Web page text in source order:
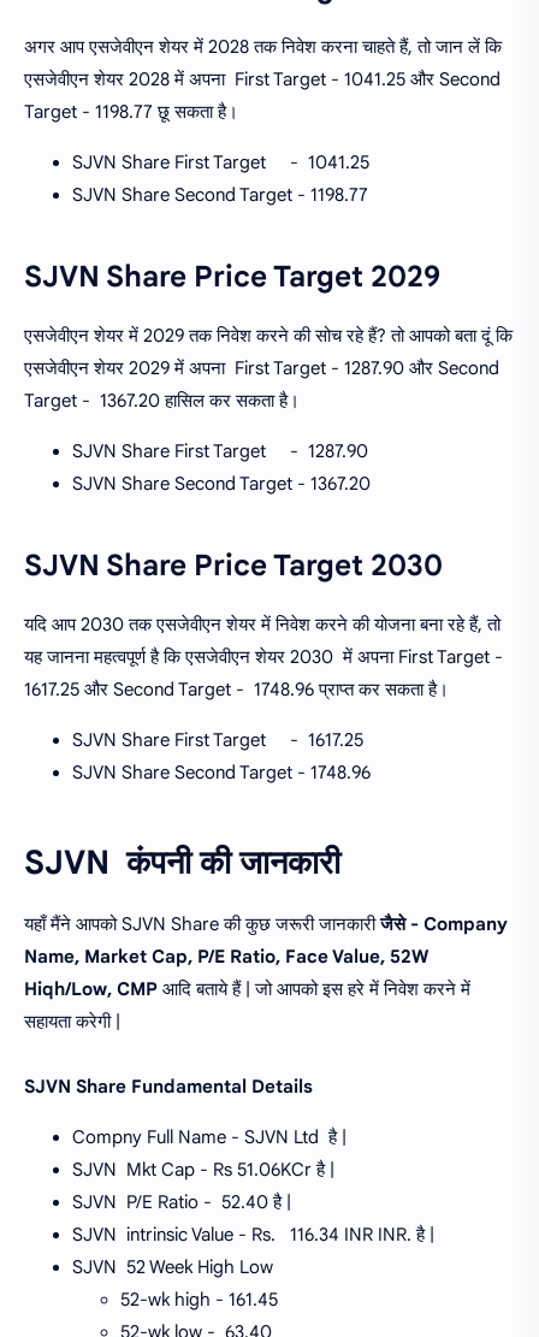
अगर आप एसजेवीएन शेयर में 2028 तक निवेश करना चाहते हैं, तो जान लें कि
एसजेवीएन शेयर 2028 में अपना First Target - 1041.25 और Second
Target - 1198.77 छू सकता है।
SJVN Share First Target - 1041.25
SJVN Share Second Target - 1198.77
SJVN Share Price Target 2029
एसजेवीएन शेयर में 2029 तक निवेश करने की सोच रहे हैं? तो आपको बता दूं कि
एसजेवीएन शेयर 2029 में अपना First Target - 1287.90 और Second
Target - 1367.20 हासिल कर सकता है।
SJVN Share First Target - 1287.90
SJVN Share Second Target - 1367.20
SJVN Share Price Target 2030
यदि आप 2030 तक एसजेवीएन शेयर में निवेश करने की योजना बना रहे हैं, तो
यह जानना महत्वपूर्ण है कि एसजेवीएन शेयर 2030 में अपना First Target -
1617.25 और Second Target - 1748.96 प्राप्त कर सकता है।
SJVN Share First Target - 1617.25
SJVN Share Second Target - 1748.96
SJVN कंपनी की जानकारी
यहाँ मैंने आपको SJVN Share की कुछ जरूरी जानकारीजैसे - Company
Name, Market Cap, P/E Ratio, Face Value, 52W
Hiqh/Low, CMP आदि बताये हैं | जो आपको इस हरे में निवेश करने में
सहायता करेगी |
SJVN Share Fundamental Details
Compny Full Name - SJVN Ltd है |
SJVN Mkt Cap - Rs 51.06KCr है |
SJVN P/E Ratio - 52.40 है |
SJVN intrinsic Value - Rs. 116.34 INR INR. है |
SJVN 52 Week High Low
52-wk high - 161.45
52-wk low - 63.40